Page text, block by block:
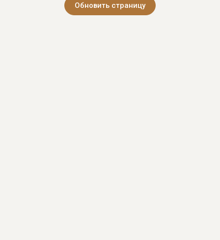
Обновить страницу